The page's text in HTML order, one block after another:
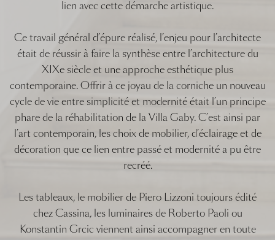
lien avec cette démarche artistique.
Ce travail général d’épure réalisé, l’enjeu pour l’architecte
était de réussir à faire la synthèse entre l’architecture du
XIXe siècle et une approche esthétique plus
contemporaine. Offrir à ce joyau de la corniche un nouveau
cycle de vie entre simplicité et modernité était l’un principe
phare de la réhabilitation de la Villa Gaby. C’est ainsi par
l’art contemporain, les choix de mobilier, d’éclairage et de
décoration que ce lien entre passé et modernité a pu être
recréé.
Les tableaux, le mobilier de Piero Lizzoni toujours édité
chez Cassina, les luminaires de Roberto Paoli ou
Konstantin Grcic viennent ainsi accompagner en toute